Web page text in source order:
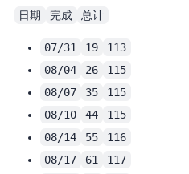
日期 完成 总计
07/31 19
113
08/04
26
115
08/07
35
115
08/10
44
115
08/14
55
116
08/17
61
117